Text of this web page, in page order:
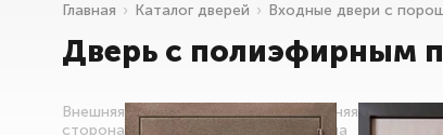
Дверь с полиэфирным
Главная Каталог дверей Входные двери с
Внешняя
сторона
Внутренняя
сторона